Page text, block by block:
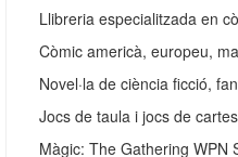
Llibreria especialitzada en
Còmic americà, europeu,
Novel·la de ciència ficció,
Jocs de taula i jocs de
Màgic: The Gathering WPN